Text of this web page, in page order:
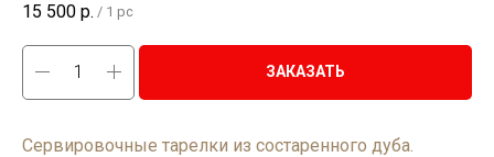
15 500 р. / 1 pc
ЗАКАЗАТЬ
Сервировочные тарелки из состаренного дуба.